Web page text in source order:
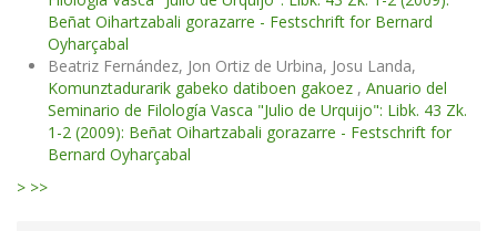
Beñat Oihartzabali gorazarre - Festschrift for Bernard
Oyharçabal
Beatriz Fernández, Jon Ortiz de Urbina, Josu Landa,
Komunztadurarik gabeko datiboen gakoez , Anuario del
Seminario de Filología Vasca "Julio de Urquijo": Libk. 43 Zk.
1-2 (2009): Beñat Oihartzabali gorazarre - Festschrift for
Bernard Oyharçabal
> >>